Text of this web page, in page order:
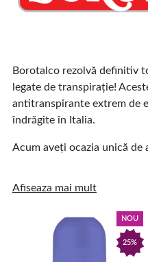
Borotalco rezolvă definitiv
legate de transpiraţie!
antitranspirante extrem de
îndrăgite în Italia.
Acum aveţi ocazia unică de
preparat pentru prima dată
avea idee că a reuşit să
absolut, utilizat cu mare
după mai bine de cinci
Afiseaza mai mult
NOU
25%